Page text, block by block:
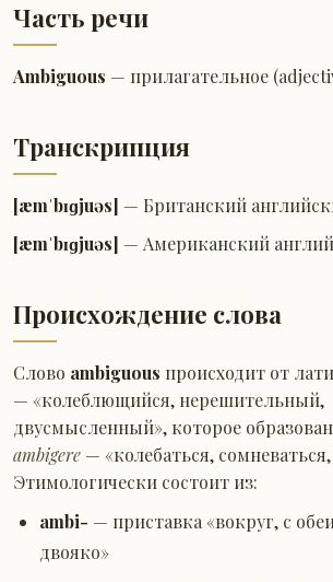
Часть речи
Ambiguous — прилагательное
Транскрипция
[æmˈbɪɡjuəs] — Британский
[æmˈbɪɡjuəs] — Американский
Происхождение слова
Слово ambiguous происходит от
— «колеблющийся, нерешительный,
двусмысленный», которое
ambigere — «колебаться,
Этимологически состоит из:
ambi- — приставка «вокруг, с
двояко»